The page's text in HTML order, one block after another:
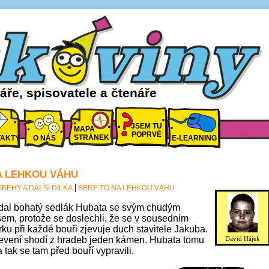
spisovatele a čtenáře
O NÁS
MAPA
STRÁNEK
JSEM TU
POPRVÉ
E-LEARNING
LEHKOU VÁHU
David Hájek
A DALŠÍ DÍLKA BERE TO NA LEHKOU VÁHU
bohatý sedlák Hubata se svým chudým
protože se doslechli, že se v sousedním
při každé bouři zjevuje duch stavitele Jakuba.
shodí z hradeb jeden kámen. Hubata tomu
tak se tam před bouří vypravili.